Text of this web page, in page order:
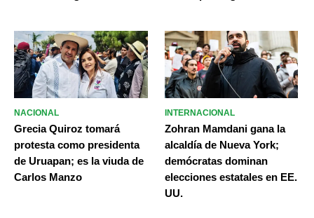
NACIONAL
Grecia Quiroz tomará
protesta como presidenta
de Uruapan; es la viuda de
Carlos Manzo
INTERNACIONAL
Zohran Mamdani gana la
alcaldía de Nueva York;
demócratas dominan
elecciones estatales en EE.
UU.